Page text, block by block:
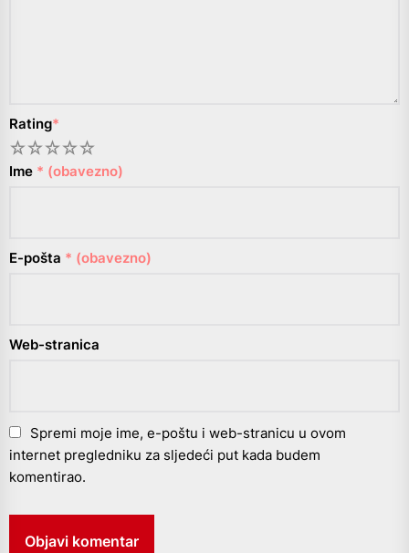
Rating*
5
4
3
2
Ime * (obavezno)
E-pošta * (obavezno)
Web-stranica
Spremi moje ime, e-poštu i web-stranicu u ovom
internet pregledniku za sljedeći put kada budem
komentirao.